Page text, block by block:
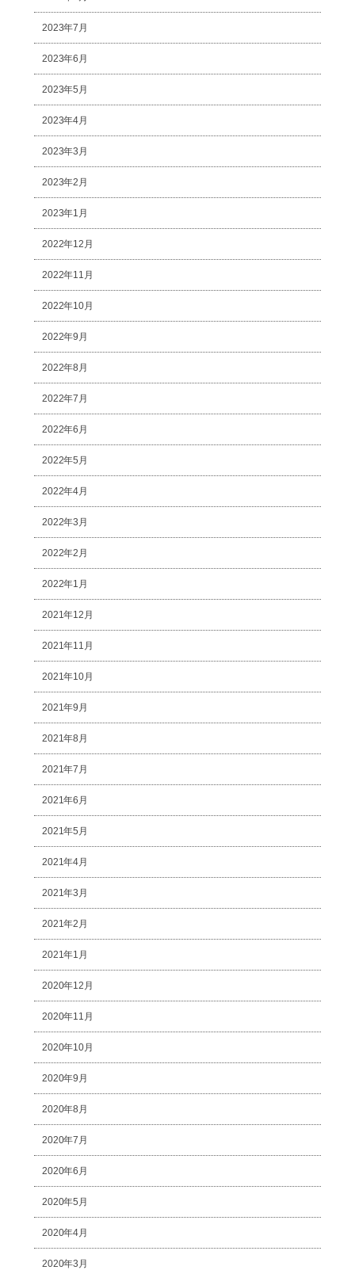
2023年7月
2023年6月
2023年5月
2023年4月
2023年3月
2023年2月
2023年1月
2022年12月
2022年11月
2022年10月
2022年9月
2022年8月
2022年7月
2022年6月
2022年5月
2022年4月
2022年3月
2022年2月
2022年1月
2021年12月
2021年11月
2021年10月
2021年9月
2021年8月
2021年7月
2021年6月
2021年5月
2021年4月
2021年3月
2021年2月
2021年1月
2020年12月
2020年11月
2020年10月
2020年9月
2020年8月
2020年7月
2020年6月
2020年5月
2020年4月
2020年3月